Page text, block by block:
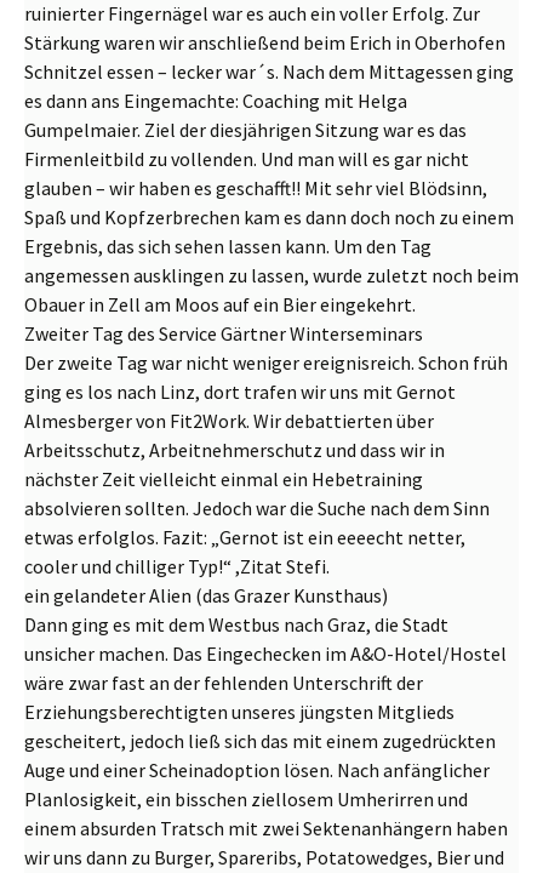
ruinierter Fingernägel war es auch ein voller Erfolg. Zur
Stärkung waren wir anschließend beim Erich in Oberhofen
Schnitzel essen – lecker war´s. Nach dem Mittagessen ging
es dann ans Eingemachte: Coaching mit Helga
Gumpelmaier. Ziel der diesjährigen Sitzung war es das
Firmenleitbild zu vollenden. Und man will es gar nicht
glauben – wir haben es geschafft!! Mit sehr viel Blödsinn,
Spaß und Kopfzerbrechen kam es dann doch noch zu einem
Ergebnis, das sich sehen lassen kann. Um den Tag
angemessen ausklingen zu lassen, wurde zuletzt noch beim
Obauer in Zell am Moos auf ein Bier eingekehrt.
Zweiter Tag des Service Gärtner Winterseminars
Der zweite Tag war nicht weniger ereignisreich. Schon früh
ging es los nach Linz, dort trafen wir uns mit Gernot
Almesberger von Fit2Work. Wir debattierten über
Arbeitsschutz, Arbeitnehmerschutz und dass wir in
nächster Zeit vielleicht einmal ein Hebetraining
absolvieren sollten. Jedoch war die Suche nach dem Sinn
etwas erfolglos. Fazit: „Gernot ist ein eeeecht netter,
cooler und chilliger Typ!“ ,Zitat Stefi.
ein gelandeter Alien (das Grazer Kunsthaus)
Dann ging es mit dem Westbus nach Graz, die Stadt
unsicher machen. Das Eingechecken im A&O-Hotel/Hostel
wäre zwar fast an der fehlenden Unterschrift der
Erziehungsberechtigten unseres jüngsten Mitglieds
gescheitert, jedoch ließ sich das mit einem zugedrückten
Auge und einer Scheinadoption lösen. Nach anfänglicher
Planlosigkeit, ein bisschen ziellosem Umherirren und
einem absurden Tratsch mit zwei Sektenanhängern haben
wir uns dann zu Burger, Spareribs, Potatowedges, Bier und